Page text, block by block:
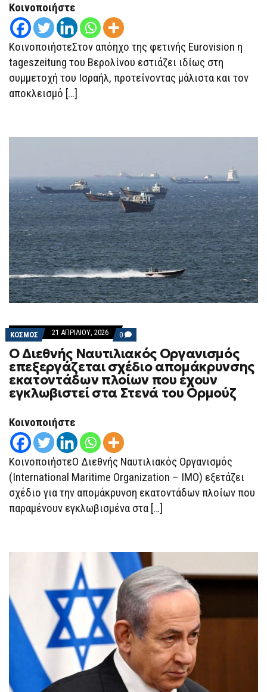
Κοινοποιήστε
ΚοινοποιήστεΣτον απόηχο της φετινής Eurovision η
tageszeitung του Βερολίνου εστιάζει ιδίως στη
συμμετοχή του Ισραήλ, προτείνοντας μάλιστα και τον
αποκλεισμό […]
ΚΟΣΜΟΣ 21 ΑΠΡΙΛΊΟΥ, 2026 0 COMMENTS
ON
Ο
ΔΙΕΘΝΉΣ
ΝΑΥΤΙΛΙΑΚΌΣ
ΟΡΓΑΝΙΣΜΌΣ
ΕΠΕΞΕΡΓΆΖΕΤΑΙ
ΣΧΈΔΙΟ
ΣΤΑ
ΣΤΕΝΆ
ΤΟΥ
ΟΡΜΟΎΖ
Ο Διεθνής Ναυτιλιακός Οργανισμός
επεξεργάζεται σχέδιο απομάκρυνσης
εκατοντάδων πλοίων που έχουν
εγκλωβιστεί στα Στενά του Ορμούζ
Κοινοποιήστε
ΚοινοποιήστεΟ Διεθνής Ναυτιλιακός Οργανισμός
(International Maritime Organization – IMO) εξετάζει
σχέδιο για την απομάκρυνση εκατοντάδων πλοίων που
παραμένουν εγκλωβισμένα στα […]